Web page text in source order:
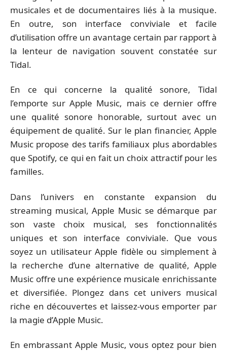
musicales et de documentaires liés à la musique.
En outre, son interface conviviale et facile
d’utilisation offre un avantage certain par rapport à
la lenteur de navigation souvent constatée sur
Tidal.
En ce qui concerne la qualité sonore, Tidal
l’emporte sur Apple Music, mais ce dernier offre
une qualité sonore honorable, surtout avec un
équipement de qualité. Sur le plan financier, Apple
Music propose des tarifs familiaux plus abordables
que Spotify, ce qui en fait un choix attractif pour les
familles.
Dans l’univers en constante expansion du
streaming musical, Apple Music se démarque par
son vaste choix musical, ses fonctionnalités
uniques et son interface conviviale. Que vous
soyez un utilisateur Apple fidèle ou simplement à
la recherche d’une alternative de qualité, Apple
Music offre une expérience musicale enrichissante
et diversifiée. Plongez dans cet univers musical
riche en découvertes et laissez-vous emporter par
la magie d’Apple Music.
En embrassant Apple Music, vous optez pour bien